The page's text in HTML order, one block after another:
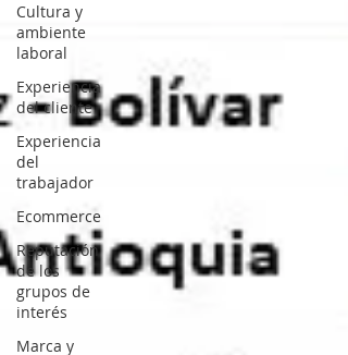
Cultura y
ambiente
laboral
Experiencia
del cliente
Experiencia
del
trabajador
Ecommerce
Reputación
de los
grupos de
interés
Marca y